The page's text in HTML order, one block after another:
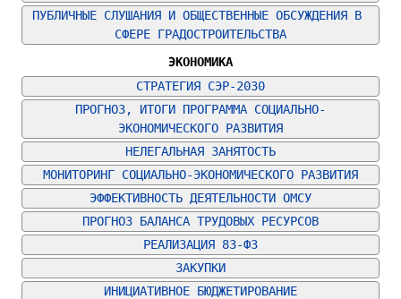
ПУБЛИЧНЫЕ СЛУШАНИЯ И ОБЩЕСТВЕННЫЕ ОБСУЖДЕНИЯ В
СФЕРЕ ГРАДОСТРОИТЕЛЬСТВА
ЭКОНОМИКА
СТРАТЕГИЯ СЭР-2030
ПРОГНОЗ, ИТОГИ ПРОГРАММА СОЦИАЛЬНО-
ЭКОНОМИЧЕСКОГО РАЗВИТИЯ
НЕЛЕГАЛЬНАЯ ЗАНЯТОСТЬ
МОНИТОРИНГ СОЦИАЛЬНО-ЭКОНОМИЧЕСКОГО РАЗВИТИЯ
ЭФФЕКТИВНОСТЬ ДЕЯТЕЛЬНОСТИ ОМСУ
ПРОГНОЗ БАЛАНСА ТРУДОВЫХ РЕСУРСОВ
РЕАЛИЗАЦИЯ 83-ФЗ
ЗАКУПКИ
ИНИЦИАТИВНОЕ БЮДЖЕТИРОВАНИЕ